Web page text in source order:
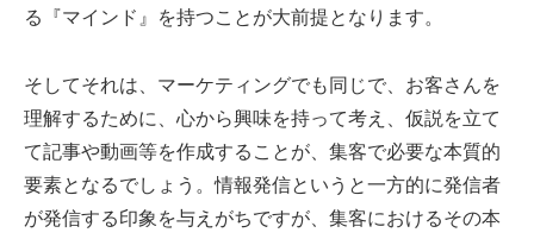
る『マインド』を持つことが大前提となります。
そしてそれは、マーケティングでも同じで、お客さんを
理解するために、心から興味を持って考え、仮説を立て
て記事や動画等を作成することが、集客で必要な本質的
要素となるでしょう。情報発信というと一方的に発信者
が発信する印象を与えがちですが、集客におけるその本